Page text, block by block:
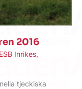
2016
ESB Inrikes,
tjeckiska